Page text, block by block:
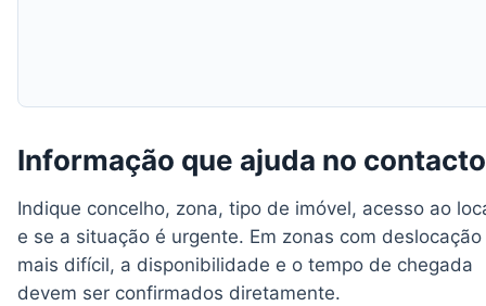
Informação que ajuda no contacto
Indique concelho, zona, tipo de imóvel, acesso ao
e se a situação é urgente. Em zonas com deslocação
mais difícil, a disponibilidade e o tempo de chegada
devem ser confirmados diretamente.